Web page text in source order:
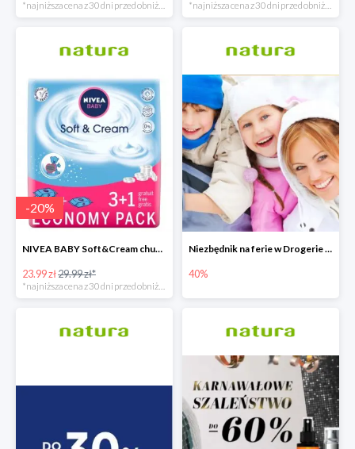
-20%
NIVEA BABY Soft&Cream chusteczki 4x63 sztuki
23.99 zł29.99 zł*
*najniższa cena z 30 dni przed obniżką
Niezbędnik na ferie w Drogerie Natura
40%